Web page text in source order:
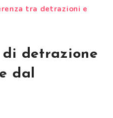
tra detrazioni e
di detrazione
dal